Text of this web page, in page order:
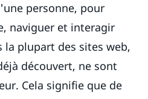
personne, pour
naviguer et interagir
la plupart des sites web,
découvert, ne sont
Cela signifie que de